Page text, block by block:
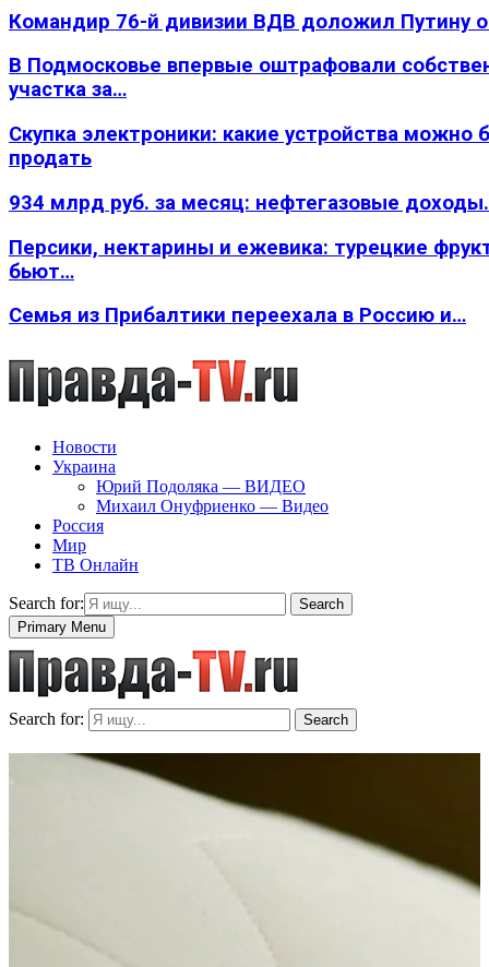
Командир 76-й дивизии ВДВ доложил Путину
В Подмосковье впервые оштрафовали
участка за…
Скупка электроники: какие устройства можно
продать
934 млрд руб. за месяц: нефтегазовые
Персики, нектарины и ежевика: турецкие
бьют…
Семья из Прибалтики переехала в Россию и…
Новости
Украина
Юрий Подоляка — ВИДЕО
Михаил Онуфриенко — Видео
Россия
Мир
ТВ Онлайн
Search for:
Search
Primary Menu
Search for: Search